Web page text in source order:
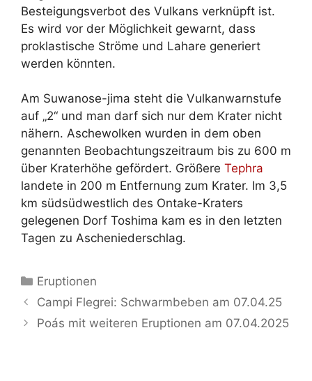
Besteigungsverbot des Vulkans verknüpft ist.
Es wird vor der Möglichkeit gewarnt, dass
proklastische Ströme und Lahare generiert
werden könnten.
Am Suwanose-jima steht die Vulkanwarnstufe
auf „2“ und man darf sich nur dem Krater nicht
nähern. Aschewolken wurden in dem oben
genannten Beobachtungszeitraum bis zu 600 m
über Kraterhöhe gefördert. Größere Tephra
landete in 200 m Entfernung zum Krater. Im 3,5
km südsüdwestlich des Ontake-Kraters
gelegenen Dorf Toshima kam es in den letzten
Tagen zu Ascheniederschlag.
Kategorien
Eruptionen
Campi Flegrei: Schwarmbeben am 07.04.25
Poás mit weiteren Eruptionen am 07.04.2025